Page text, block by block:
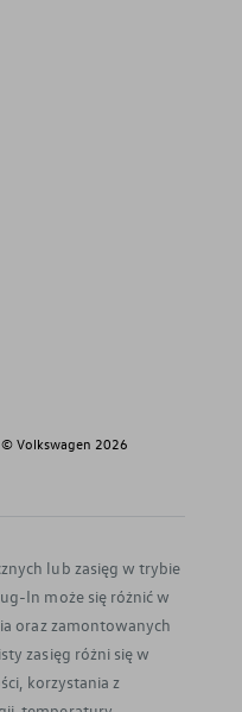
© Volkswagen 2026
lub zasięg w trybie
In może się różnić w
oraz zamontowanych
zasięg różni się w
korzystania z